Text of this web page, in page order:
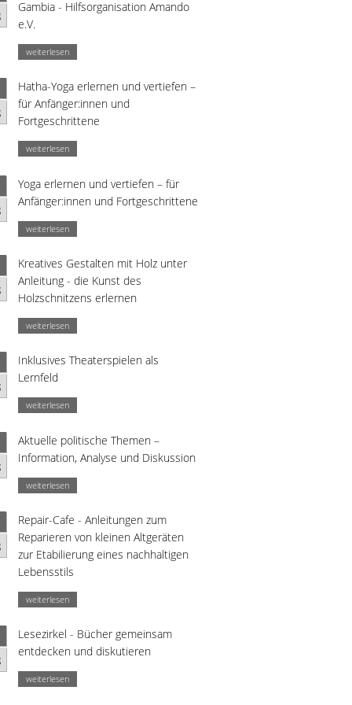
Gambia - Hilfsorganisation Amando
e.V.
weiterlesen
Hatha-Yoga erlernen und vertiefen –
für Anfänger:innen und
Fortgeschrittene
weiterlesen
Yoga erlernen und vertiefen – für
Anfänger:innen und Fortgeschrittene
weiterlesen
Kreatives Gestalten mit Holz unter
Anleitung - die Kunst des
Holzschnitzens erlernen
weiterlesen
Inklusives Theaterspielen als
Lernfeld
weiterlesen
Aktuelle politische Themen –
Information, Analyse und Diskussion
weiterlesen
Repair-Cafe - Anleitungen zum
Reparieren von kleinen Altgeräten
zur Etabilierung eines nachhaltigen
Lebensstils
weiterlesen
Lesezirkel - Bücher gemeinsam
entdecken und diskutieren
weiterlesen